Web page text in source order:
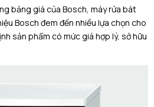
bảng giá của Bosch, máy rửa bát
Bosch đem đến nhiều lựa chọn cho
sản phẩm có mức giá hợp lý, sở hữu